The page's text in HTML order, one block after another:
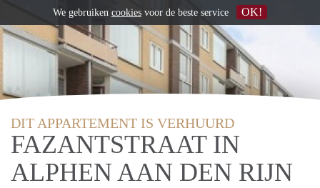
DIT APPARTEMENT IS VERHUURD
FAZANTSTRAAT IN
ALPHEN AAN DEN RIJN
We gebruiken cookies voor de beste service OK!